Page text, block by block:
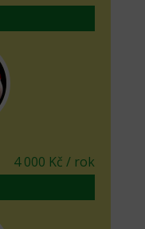
4 000 Kč / rok